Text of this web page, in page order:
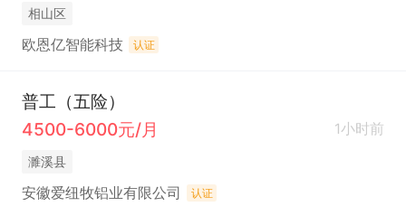
相山区
欧恩亿智能科技 认证
普工（五险）
4500-6000元/月
1小时前
濉溪县
安徽爱纽牧铝业有限公司 认证